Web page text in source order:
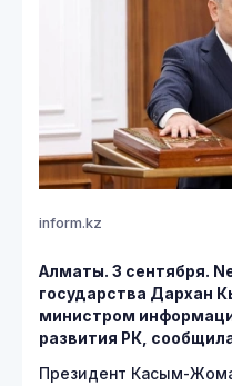
inform.kz
Алматы. 3 сентября.
государства Дархан
министром
развития РК,
Президент Касым-